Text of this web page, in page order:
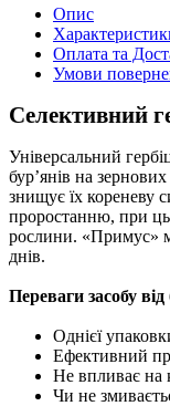
Опис
Оплата та
Умови
Селективний
Універсальний
бур’янів на
знищує їх кореневу
проростанню, при
рослини. «Примус»
днів.
Переваги засобу
Однієї
Ефективний
Не впливає на
Чи не